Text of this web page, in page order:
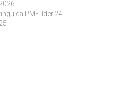
PME líder’24